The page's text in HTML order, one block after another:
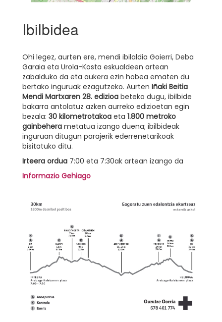
Ibilbidea
Ohi legez, aurten ere, mendi ibilaldia Goierri, Deba
Garaia eta Urola-Kosta eskualdeen artean
zabalduko da eta aukera ezin hobea ematen du
bertako inguruak ezagutzeko. Aurten Iñaki Beitia
Mendi Martxaren 28. edizioa beteko dugu, ibilbide
bakarra antolatuz azken aurreko edizioetan egin
bezala: 30 kilometrotakoa eta 1.800 metroko
gainbehera metatua izango duena; ibilbideak
inguruan ditugun parajerik ederrenetarikoak
bisitatuko ditu.
Irteera ordua 7:00 eta 7:30ak artean izango da
Informazio Gehiago